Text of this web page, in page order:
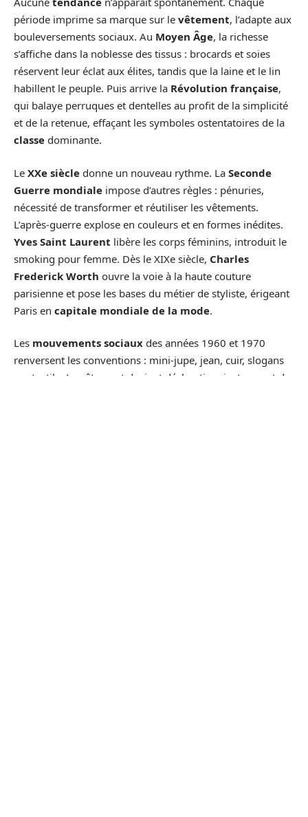
période imprime sa marque sur le vêtement, l’adapte aux
bouleversements sociaux. Au Moyen Âge, la richesse
s’affiche dans la noblesse des tissus : brocards et soies
réservent leur éclat aux élites, tandis que la laine et le lin
habillent le peuple. Puis arrive la Révolution française,
qui balaye perruques et dentelles au profit de la simplicité
et de la retenue, effaçant les symboles ostentatoires de la
classe dominante.
Le XXe siècle donne un nouveau rythme. La Seconde
Guerre mondiale impose d’autres règles : pénuries,
nécessité de transformer et réutiliser les vêtements.
L’après-guerre explose en couleurs et en formes inédites.
Yves Saint Laurent libère les corps féminins, introduit le
smoking pour femme. Dès le XIXe siècle, Charles
Frederick Worth ouvre la voie à la haute couture
parisienne et pose les bases du métier de styliste, érigeant
Paris en capitale mondiale de la mode.
Les mouvements sociaux des années 1960 et 1970
renversent les conventions : mini-jupe, jean, cuir, slogans
sur textile. Le vêtement devient déclaration, instrument de